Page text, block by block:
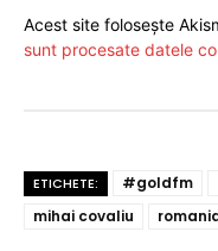
Acest site folosește
sunt procesate datele
ETICHETE: #goldfm
mihai covaliu